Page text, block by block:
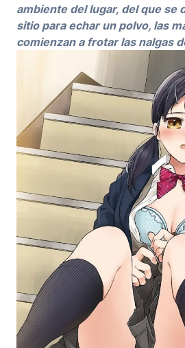
ambiente del lugar, del que se
sitio para echar un polvo, las
comienzan a frotar las nalgas